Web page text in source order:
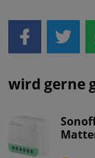
wird gerne